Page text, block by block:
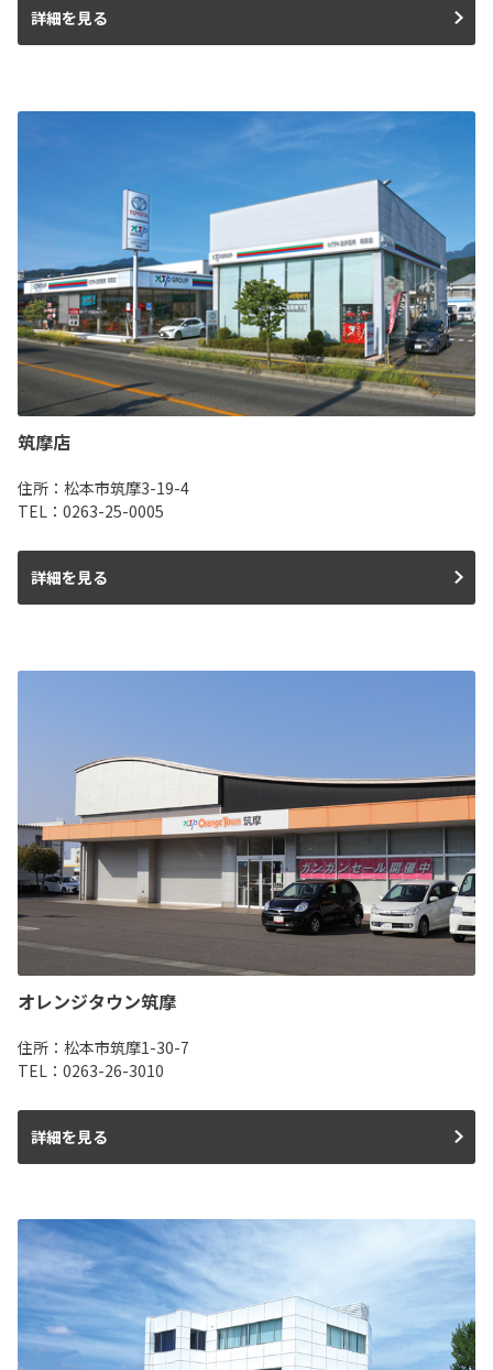
詳細を見る
筑摩店
住所：松本市筑摩3-19-4
TEL：0263-25-0005
詳細を見る
オレンジタウン筑摩
住所：松本市筑摩1-30-7
TEL：0263-26-3010
詳細を見る